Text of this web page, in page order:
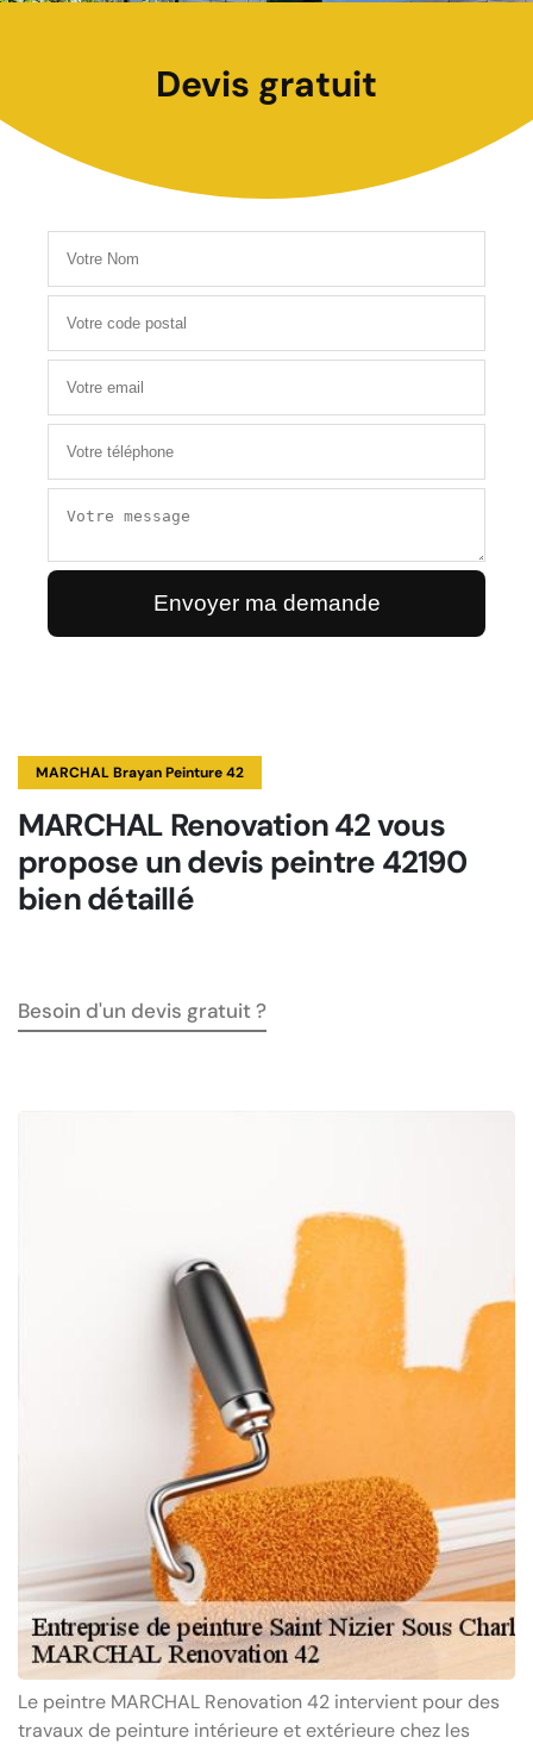
Devis gratuit
MARCHAL Brayan Peinture 42
MARCHAL Renovation 42 vous
propose un devis peintre 42190
bien détaillé
Besoin d'un devis gratuit ?
Le peintre MARCHAL Renovation 42 intervient pour des
travaux de peinture intérieure et extérieure chez les